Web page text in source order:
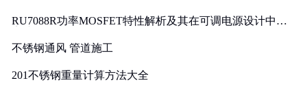
RU7088R功率MOSFET特性解析及其在可调电源设计中的
不锈钢通风 管道施工
201不锈钢重量计算方法大全